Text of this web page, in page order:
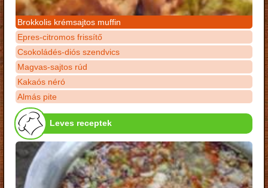
Brokkolis krémsajtos muffin
Epres-citromos frissítő
Csokoládés-diós szendvics
Magvas-sajtos rúd
Kakaós néró
Almás pite
Leves receptek